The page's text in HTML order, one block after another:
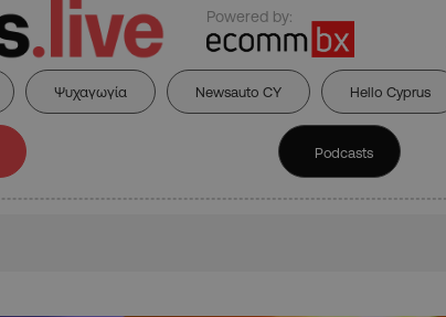
Powered by:
Ψυχαγωγία Newsauto CY Hello Cyprus
Podcasts